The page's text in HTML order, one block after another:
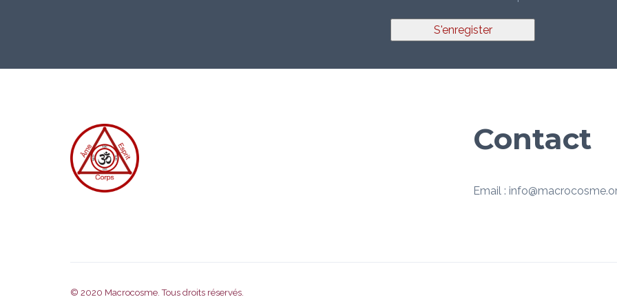
S'enregister
Contact
Email :
© 2020 Macrocosme. Tous droits réservés.